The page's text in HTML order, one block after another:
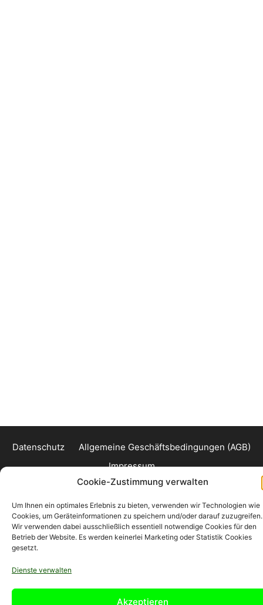
Cookie-Zustimmung verwalten
Um Ihnen ein optimales Erlebnis zu bieten, verwenden wir Technologien wie
Cookies, um Geräteinformationen zu speichern und/oder darauf zuzugreifen.
Wir verwenden dabei ausschließlich essentiell notwendige Cookies für den
Betrieb der Website. Es werden keinerlei Marketing oder Statistik Cookies
gesetzt.
Dienste verwalten
Akzeptieren
Datenschutz
Allgemeine Geschäftsbedingungen (AGB)
Impressum
GeneratePress